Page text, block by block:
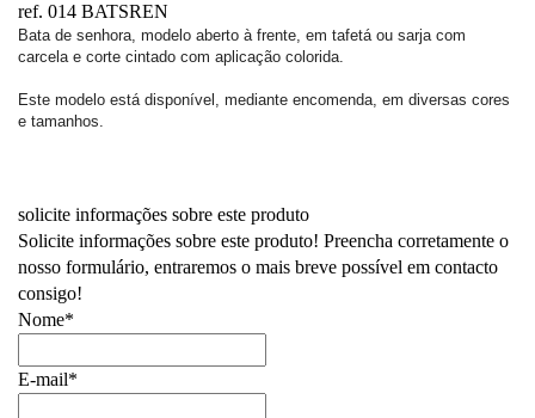
ref. 014 BATSREN
Bata de senhora, modelo aberto à frente, em tafetá ou sarja com
carcela e corte cintado com aplicação colorida.
Este modelo está disponível, mediante encomenda, em diversas cores
e tamanhos.
solicite informações sobre este produto
Solicite informações sobre este produto! Preencha corretamente o
nosso formulário, entraremos o mais breve possível em contacto
consigo!
Nome*
E-mail*